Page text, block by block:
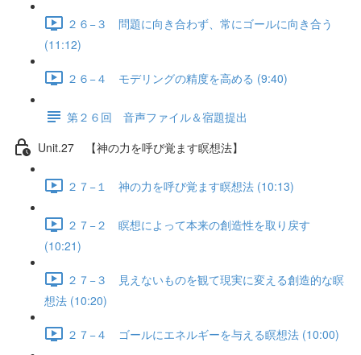
２６−３ 問題に向き合わず、常にゴールに向き合う
(11:12)
２６−４ モデリングの精度を高める (9:40)
第２６回 音声ファイル＆宿題提出
Unit.27 【神の力を呼び覚ます瞑想法】
２７−１ 神の力を呼び覚ます瞑想法 (10:13)
２７−２ 瞑想によって本来の創造性を取り戻す
(10:21)
２７−３ 見えないものを観て現実に変える創造的な瞑
想法 (10:20)
２７−４ ゴールにエネルギーを与える瞑想法 (10:00)